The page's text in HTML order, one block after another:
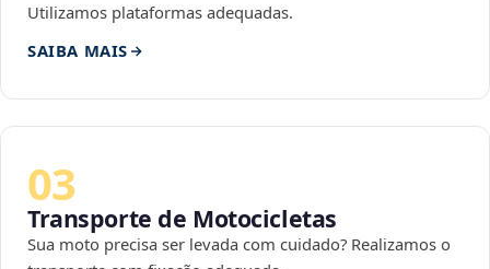
Utilizamos plataformas adequadas.
SAIBA MAIS
03
Transporte de Motocicletas
Sua moto precisa ser levada com cuidado? Realizamos o